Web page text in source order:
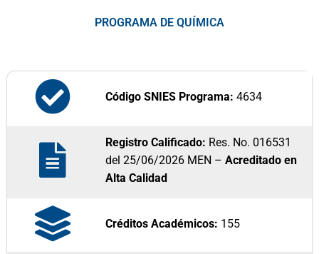
PROGRAMA DE QUÍMICA
Código SNIES Programa: 4634
Registro Calificado: Res. No. 016531
del 25/06/2026 MEN –Acreditado en
Alta Calidad
Créditos Académicos: 155